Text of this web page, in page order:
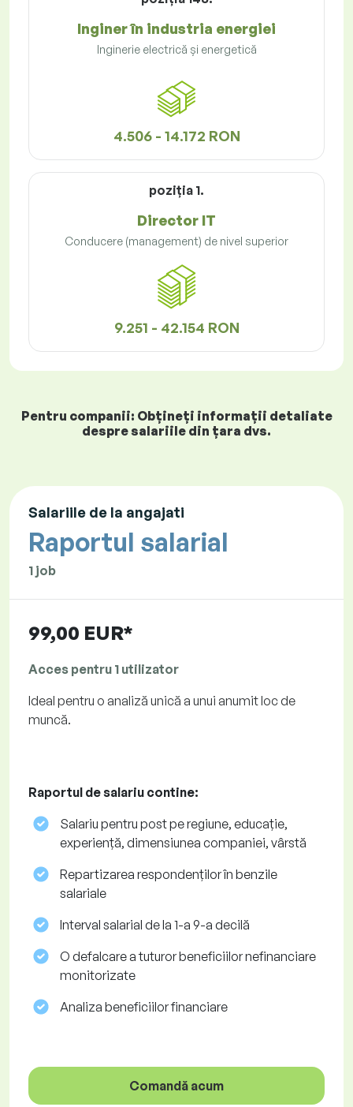
Inginer în industria energiei
Inginerie electrică și energetică
4.506 - 14.172 RON
poziţia 1.
Director IT
Conducere (management) de nivel superior
9.251 - 42.154 RON
Pentru companii: Obțineți informații detaliate
despre salariile din țara dvs.
Salariile de la angajati
Raportul salarial
1 job
99,00 EUR*
Acces pentru 1 utilizator
Ideal pentru o analiză unică a unui anumit loc de
muncă.
Raportul de salariu contine:
Salariu pentru post pe regiune, educație,
experiență, dimensiunea companiei, vârstă
Repartizarea respondenților în benzile
salariale
Interval salarial de la 1-a 9-a decilă
O defalcare a tuturor beneficiilor nefinanciare
monitorizate
Analiza beneficiilor financiare
Comandă acum